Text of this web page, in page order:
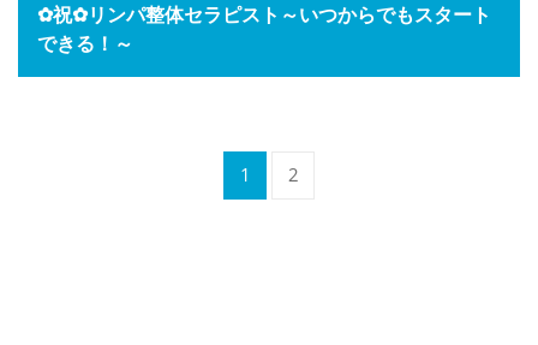
✿祝✿リンパ整体セラピスト～いつからでもスタート
できる！～
1 2